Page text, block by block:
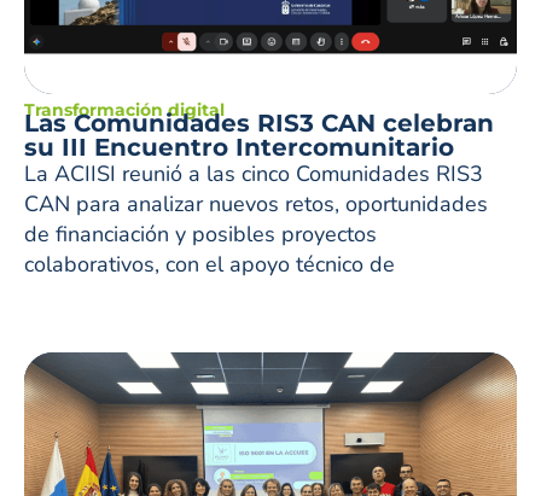
Transformación digital
Las Comunidades RIS3 CAN celebran
su III Encuentro Intercomunitario
La ACIISI reunió a las cinco Comunidades RIS3
CAN para analizar nuevos retos, oportunidades
de financiación y posibles proyectos
colaborativos, con el apoyo técnico de